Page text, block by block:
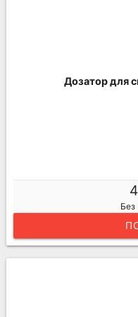
Дозатор для